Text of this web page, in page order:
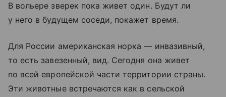
В вольере зверек пока живет один. Будут ли
у него в будущем соседи, покажет время.
Для России американская норка — инвазивный,
то есть завезенный, вид. Сегодня она живет
по всей европейской части территории страны.
Эти животные встречаются как в сельской